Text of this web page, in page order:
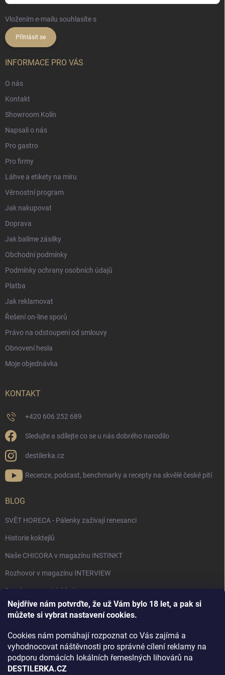
Nejdříve nám potvrďte, že už Vám bylo 18 let, a pak si
můžete si vybrat nastavení cookies.
Cookies nám pomáhají rozpoznat co Vás zajímá a
vyhodnocovat náštěvnosti pro správné cílení reklamy na
podporu domácích lokálních řemeslných lihovárů na
DESTILERKA.CZ
Vložením e-mailu souhlasíte s
Přihlásit se
INFORMACE PRO VÁS
O nás
Kontakt
Showroom Kolín
Napsali o nás
Pro gastro
Pro firmy
Láhve a etikety na míru
Věrnostní program
Jak nakupovat
Doprava
Jak balíme zásilky
Obchodní podmínky
Podmínky ochrany osobních údajů
Platba
Jak reklamovat
Řešení on-line sporů
Právo na odstoupení od smlouvy
Obnovení hesla
Moje objednávka
KONTAKT
+420 606 252 689
Sledujte a sdílejte co se u nás dobrého narodilo
destilerka.cz
Recenze, podcast, benchmarky a recepty na skvělé české pití
BLOG
SVĚT HORECA - Pálenky zažívají renesanci
Historie koktejlů
Naše CHICORA v magazínu INSTINKT
Rozhovor v magazínu INTERVIEW
Bourbon, americká krása.
Napsali v TÝDNU o naší práci
Rozhovor s DESTILERKA.CZ v magazínu DRINKING-CAT
Jak vybrat dárek na Vánoce